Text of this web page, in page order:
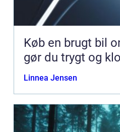
Køb en brugt bil
gør du trygt og
Linnea Jensen